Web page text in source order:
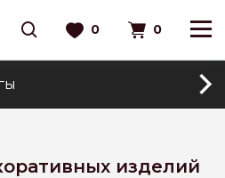
0 0
изделий